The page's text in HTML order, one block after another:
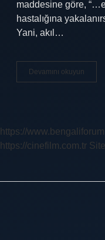
maddesine göre,
hastalığına
Yani, akıl…
Devamını okuyun
https://
https://cinefilm.com.tr